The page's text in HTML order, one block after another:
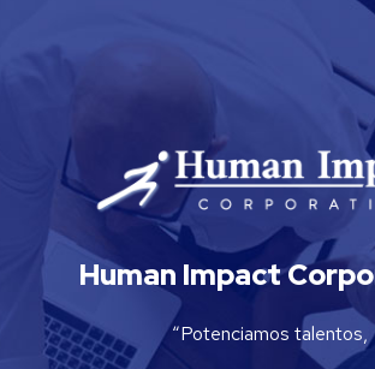
Human Impact
“Potenciamos talentos,